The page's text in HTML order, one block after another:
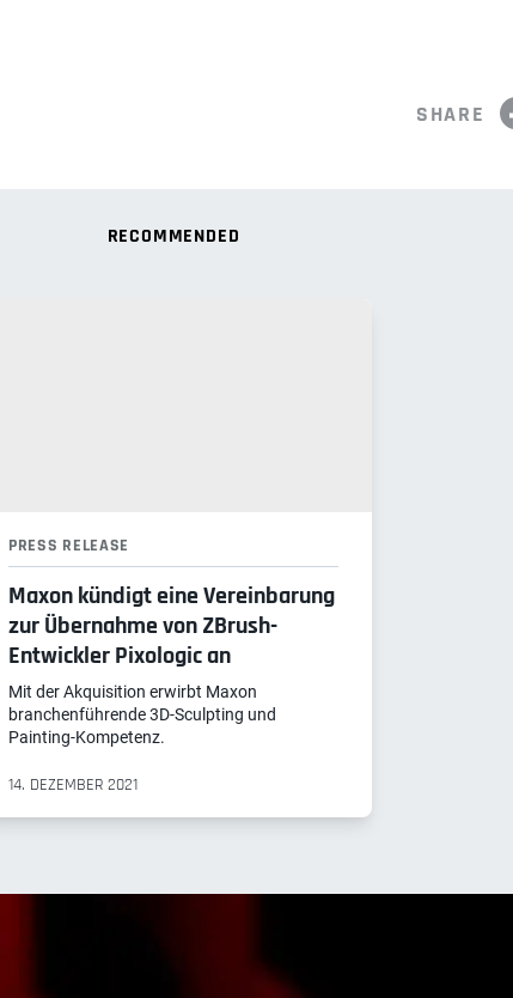
SHARE
RECOMMENDED
PRESS RELEASE
Maxon kündigt eine Vereinbarung
zur Übernahme von ZBrush-
Entwickler Pixologic an
Mit der Akquisition erwirbt Maxon
branchenführende 3D-Sculpting und
Painting-Kompetenz.
14. DEZEMBER 2021